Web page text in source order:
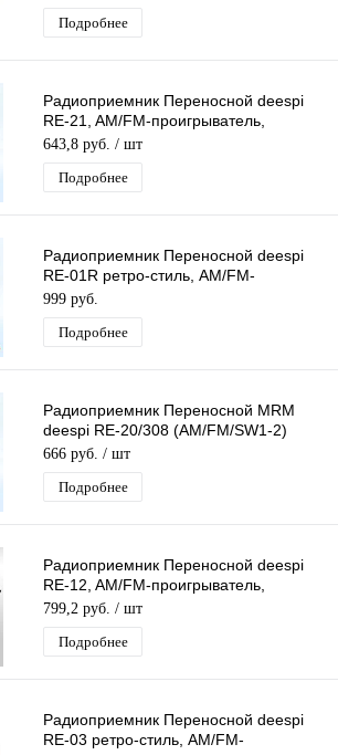
Подробнее
Радиоприемник Переносной deespi
RE-21, AM/FM-проигрыватель,
питание аккумулятор/220В
AM/FM/SW1-2/TV
643,8 руб. / шт
Подробнее
Радиоприемник Переносной deespi
RE-01R ретро-стиль, AM/FM-
проигрыватель, питание
аккумулятор/220В
999 руб.
Подробнее
Радиоприемник Переносной MRM
deespi RE-20/308 (AM/FM/SW1-2)
проигрыватель, Питание: 220В
666 руб. / шт
Подробнее
Радиоприемник Переносной deespi
RE-12, AM/FM-проигрыватель,
питание аккумулятор/220В
799,2 руб. / шт
Подробнее
Радиоприемник Переносной deespi
RE-03 ретро-стиль, AM/FM-